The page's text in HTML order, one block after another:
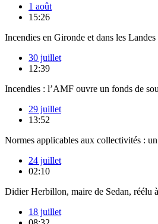
1 août
15:26
Incendies en Gironde et dans les
30 juillet
12:39
Incendies : l’AMF ouvre un fonds de
29 juillet
13:52
Normes applicables aux collectivités :
24 juillet
02:10
Didier Herbillon, maire de Sedan, réélu
18 juillet